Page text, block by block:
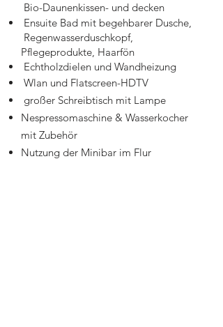
Bio-Daunenkissen- und decken
Ensuite Bad mit begehbarer Dusche,
Regenwasserduschkopf,
Pflegeprodukte, Haarfön
Echtholzdielen und Wandheizung
Wlan und Flatscreen-HDTV
großer Schreibtisch mit Lampe
Nespressomaschine & Wasserkocher
mit Zubehör
Nutzung der Minibar im Flur